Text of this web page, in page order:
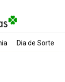
Dia de Sorte